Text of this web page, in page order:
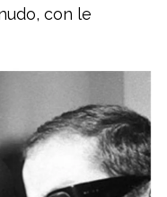
con le